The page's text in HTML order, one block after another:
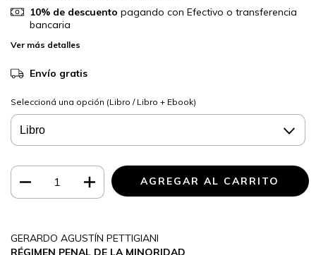
10% de descuento pagando con Efectivo o transferencia
bancaria
Ver más detalles
Envío gratis
Seleccioná una opción (Libro / Libro + Ebook)
GERARDO AGUSTÍN PETTIGIANI
RÉGIMEN PENAL DE LA MINORIDAD